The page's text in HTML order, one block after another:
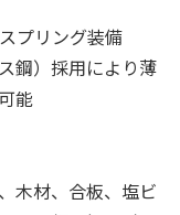
プリング装備
鋼）採用により薄
能
木材、合板、塩ビ